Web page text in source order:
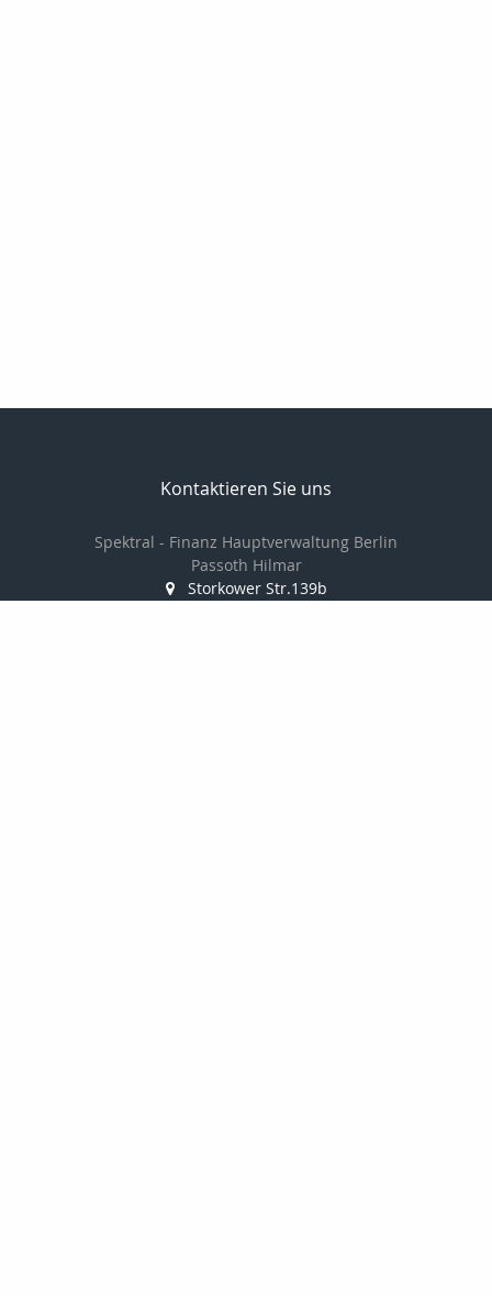
Kontaktieren Sie uns
Spektral - Finanz Hauptverwaltung Berlin
Passoth Hilmar
Storkower Str.139b